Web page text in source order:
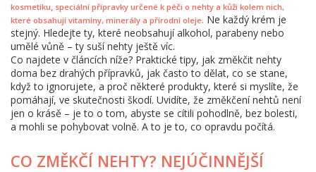
kosmetiku, speciální přípravky určené k péči o nehty a kůži kolem nich,
které obsahují vitamíny, minerály a přírodní oleje. Ne každý krém je
stejný. Hledejte ty, které neobsahují alkohol, parabeny nebo
umělé vůně – ty suší nehty ještě víc.
Co najdete v článcích níže? Praktické tipy, jak změkčit nehty
doma bez drahých přípravků, jak často to dělat, co se stane,
když to ignorujete, a proč některé produkty, které si myslíte, že
pomáhají, ve skutečnosti škodí. Uvidíte, že změkčení nehtů není
jen o krásě – je to o tom, abyste se cítili pohodlně, bez bolesti,
a mohli se pohybovat volně. A to je to, co opravdu počítá.
CO ZMĚKČÍ NEHTY? NEJÚČINNĚJŠÍ